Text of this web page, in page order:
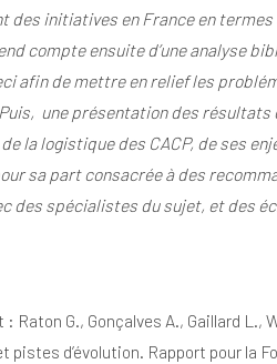
des initiatives en France en termes
compte ensuite d’une analyse
afin de mettre en relief les
une présentation des résultats
la logistique des CACP, de ses
sa part consacrée à des
des spécialistes du sujet, et des
: Raton G., Gonçalves A., Gaillard
pistes d’évolution. Rapport pour la